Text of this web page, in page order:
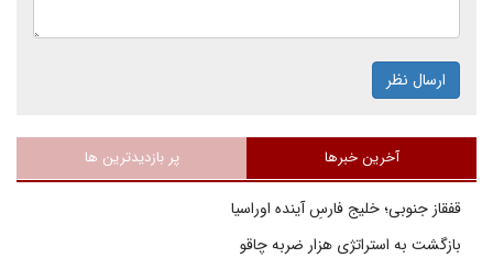
ارسال نظر
آخرین خبرها پر بازدیدترین ها
قفقاز جنوبی؛ خلیج فارسِ آینده اوراسیا
بازگشت به استراتژی هزار ضربه چاقو